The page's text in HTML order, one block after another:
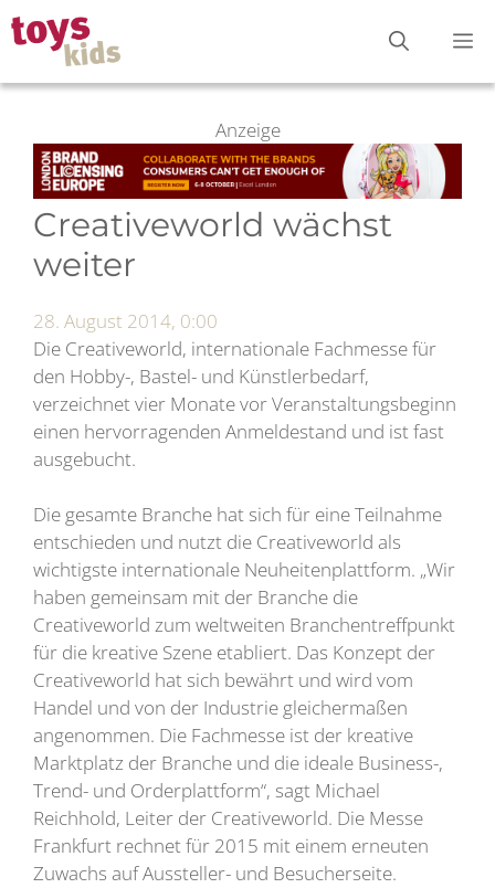
Zum
Inhalt
springen
Anzeige
Creativeworld wächst
weiter
28. August 2014, 0:00
Die Creativeworld, internationale Fachmesse für
den Hobby-, Bastel- und Künstlerbedarf,
verzeichnet vier Monate vor Veranstaltungsbeginn
einen hervorragenden Anmeldestand und ist fast
ausgebucht.
Die gesamte Branche hat sich für eine Teilnahme
entschieden und nutzt die Creativeworld als
wichtigste internationale Neuheitenplattform. „Wir
haben gemeinsam mit der Branche die
Creativeworld zum weltweiten Branchentreffpunkt
für die kreative Szene etabliert. Das Konzept der
Creativeworld hat sich bewährt und wird vom
Handel und von der Industrie gleichermaßen
angenommen. Die Fachmesse ist der kreative
Marktplatz der Branche und die ideale Business-,
Trend- und Orderplattform“, sagt Michael
Reichhold, Leiter der Creativeworld. Die Messe
Frankfurt rechnet für 2015 mit einem erneuten
Zuwachs auf Aussteller- und Besucherseite.